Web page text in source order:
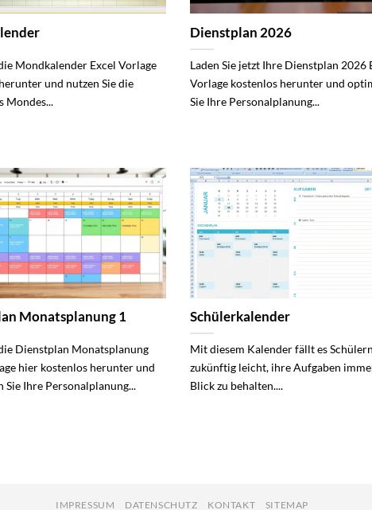
Mondkalender Excel Vorlage
und nutzen Sie die
Mondes...
Dienstplan 2026
Laden Sie jetzt Ihre Dienstplan 2026
Vorlage kostenlos herunter und
Sie Ihre Personalplanung...
Monatsplanung 1
Dienstplan Monatsplanung
hier kostenlos herunter und
Sie Ihre Personalplanung...
Schülerkalender
Mit diesem Kalender fällt es Schülern
zukünftig leicht, ihre Aufgaben
Blick zu behalten....
IMPRESSUM DATENSCHUTZ KONTAKT SITEMAP